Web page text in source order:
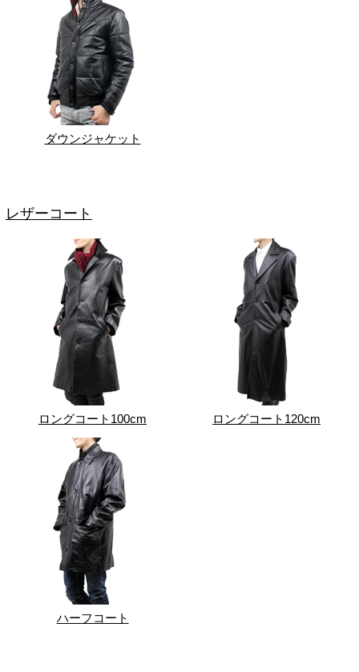
ダウンジャケット
レザーコート
ロングコート100cm ロングコート120cm
ハーフコート